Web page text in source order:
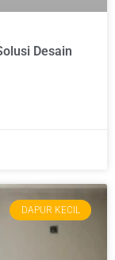
Desain
DAPUR KECIL